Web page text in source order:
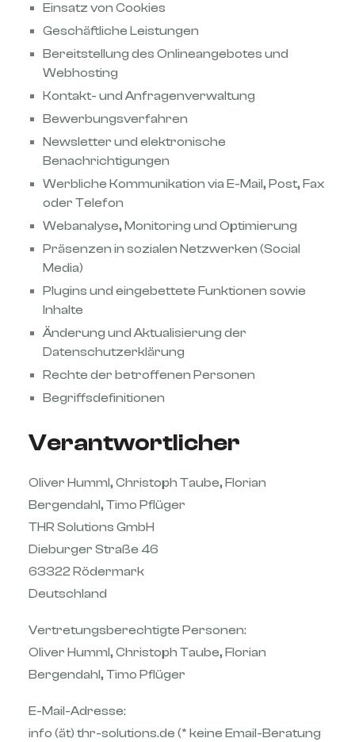
Einsatz von Cookies
Geschäftliche Leistungen
Bereitstellung des Onlineangebotes und
Webhosting
Kontakt- und Anfragenverwaltung
Bewerbungsverfahren
Newsletter und elektronische
Benachrichtigungen
Werbliche Kommunikation via E-Mail, Post, Fax
oder Telefon
Webanalyse, Monitoring und Optimierung
Präsenzen in sozialen Netzwerken (Social
Media)
Plugins und eingebettete Funktionen sowie
Inhalte
Änderung und Aktualisierung der
Datenschutzerklärung
Rechte der betroffenen Personen
Begriffsdefinitionen
Verantwortlicher
Oliver Humml, Christoph Taube, Florian
Bergendahl, Timo Pflüger
THR Solutions GmbH
Dieburger Straße 46
63322 Rödermark
Deutschland
Vertretungsberechtigte Personen:
Oliver Humml, Christoph Taube, Florian
Bergendahl, Timo Pflüger
E-Mail-Adresse:
info (ät) thr-solutions.de (* keine Email-Beratung